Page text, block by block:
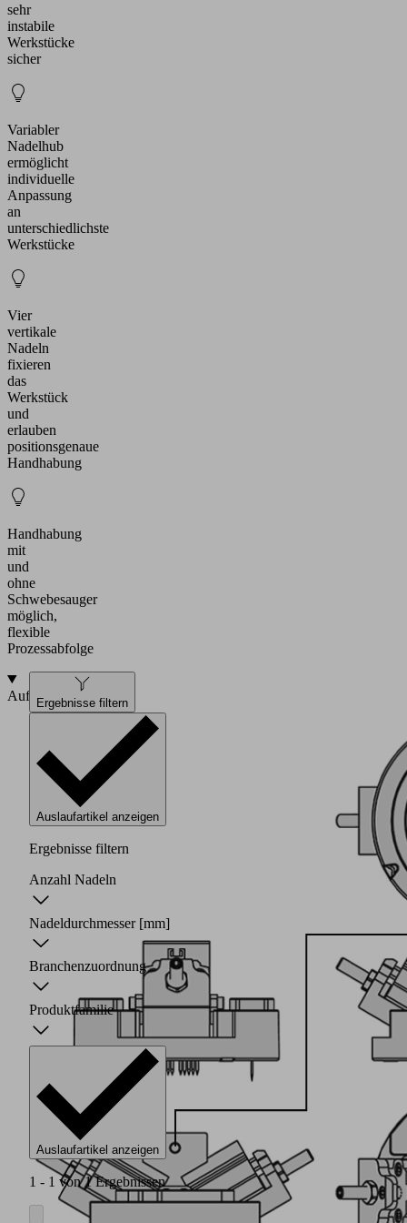
sehr
instabile
Werkstücke
sicher
Variabler
Nadelhub
ermöglicht
individuelle
Anpassung
an
unterschiedlichste
Werkstücke
Vier
vertikale
Nadeln
fixieren
das
Werkstück
und
erlauben
positionsgenaue
Handhabung
Handhabung
mit
und
ohne
Schwebesauger
möglich,
flexible
Prozessabfolge
AufbauErgebnisse filtern
Auslaufartikel anzeigen
Ergebnisse filtern
Anzahl Nadeln
Nadeldurchmesser [mm]
Branchenzuordnung
Produktfamilie
Auslaufartikel anzeigen
1 - 1 von 1 Ergebnissen